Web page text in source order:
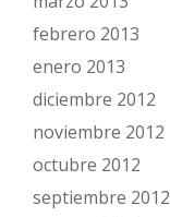
febrero 2013
enero 2013
diciembre 2012
noviembre 2012
octubre 2012
septiembre 2012